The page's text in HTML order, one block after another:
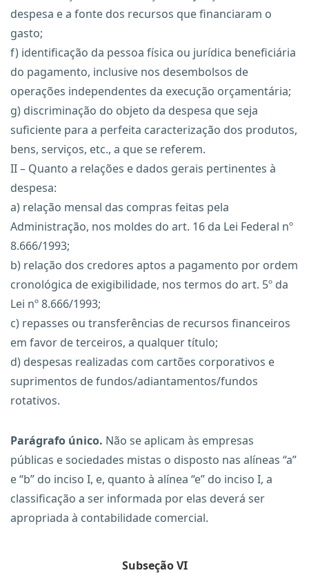
despesa e a fonte dos recursos que financiaram o
gasto;
f) identificação da pessoa física ou jurídica beneficiária
do pagamento, inclusive nos desembolsos de
operações independentes da execução orçamentária;
g) discriminação do objeto da despesa que seja
suficiente para a perfeita caracterização dos produtos,
bens, serviços, etc., a que se referem.
II – Quanto a relações e dados gerais pertinentes à
despesa:
a) relação mensal das compras feitas pela
Administração, nos moldes do art. 16 da Lei Federal nº
8.666/1993;
b) relação dos credores aptos a pagamento por ordem
cronológica de exigibilidade, nos termos do art. 5º da
Lei nº 8.666/1993;
c) repasses ou transferências de recursos financeiros
em favor de terceiros, a qualquer título;
d) despesas realizadas com cartões corporativos e
suprimentos de fundos/adiantamentos/fundos
rotativos.
Parágrafo único. Não se aplicam às empresas
públicas e sociedades mistas o disposto nas alíneas “a”
e “b” do inciso I, e, quanto à alínea “e” do inciso I, a
classificação a ser informada por elas deverá ser
apropriada à contabilidade comercial.
Subseção VI